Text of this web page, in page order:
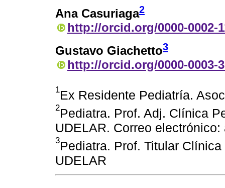
Ana Casuriaga2
http://orcid.org/0000-0002-
Gustavo Giachetto3
http://orcid.org/0000-0003-
1Ex Residente Pediatría.
2Pediatra. Prof. Adj. Clínica
UDELAR. Correo
3Pediatra. Prof. Titular
UDELAR